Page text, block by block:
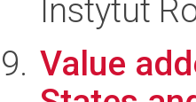
Instytut
Value